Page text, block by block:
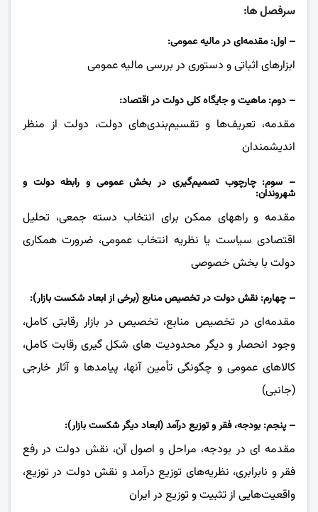
سرفصل ها:
– اول: مقدمه‌ای در مالیه عمومی:
ابزارهای اثباتی و دستوری در بررسی مالیه عمومی
– دوم: ماهیت و جایگاه کلی دولت در اقتصاد:
مقدمه، تعریف‌ها و تقسیم‌بندی‌های دولت، دولت از منظر
اندیشمندان
– سوم: چارچوب تصمیم‌گیری در بخش عمومی و رابطه دولت و
شهروندان:
مقدمه و راههای ممکن برای انتخاب دسته جمعی، تحلیل
اقتصادی سیاست یا نظریه انتخاب عمومی، ضرورت همکاری
دولت با بخش خصوصی
– چهارم: نقش دولت در تخصیص منابع (برخی از ابعاد شکست بازار):
مقدمه‌ای در تخصیص منابع، تخصیص در بازار رقابتی کامل،
وجود انحصار و دیگر محدودیت های شکل گیری رقابت کامل،
کالاهای عمومی و چگونگی تأمین آنها، پیامد‌ها و آثار خارجی
(جانبی)
– پنجم: بودجه، فقر و توزیع درآمد (ابعاد دیگر شکست بازار):
مقدمه ای در بودجه، مراحل و اصول آن، نقش دولت در رفع
فقر و نابرابری، نظریه‌های توزیع درآمد و نقش دولت در توزیع،
واقعیت‌هایی از تثبیت و توزیع در ایران